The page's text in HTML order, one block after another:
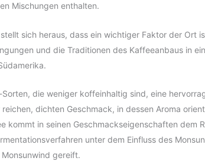
Mischungen enthalten.
sich heraus, dass ein wichtiger Faktor der Ort
und die Traditionen des Kaffeeanbaus in
die weniger koffeinhaltig sind, eine
dichten Geschmack, in dessen Aroma
kommt in seinen Geschmackseigenschaften dem
unter dem Einfluss des
gereift.